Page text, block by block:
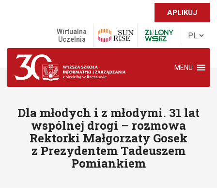
APLIKUJ
Wirtualna
Uczelnia
MENU
Dla młodych i z młodymi. 31 lat
wspólnej drogi – rozmowa
Rektorki Małgorzaty Gosek
z Prezydentem Tadeuszem
Pomiankiem